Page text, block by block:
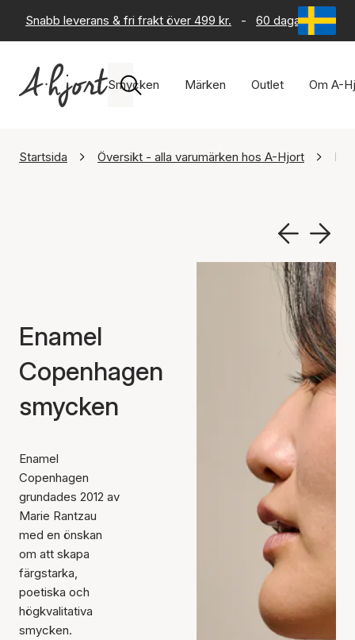
Snabb leverans & fri frakt över 499 kr. - 60 dagars
Smycken Märken Outlet Om A-
Startsida Översikt - alla varumärken hos A-Hjort
Enamel
Copenhagen
smycken
Enamel
Copenhagen
grundades 2012 av
Marie Rantzau
med en önskan
om att skapa
färgstarka,
poetiska och
högkvalitativa
smycken.